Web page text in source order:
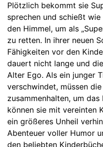
Plötzlich bekommt sie
sprechen und schießt
den Himmel, um als
zu retten. In ihrer neuen
Fähigkeiten vor den
dauert nicht lange und
Alter Ego. Als ein junger
verschwindet, müssen
zusammenhalten, um
können sie mit vereinten
ein größeres Unheil
Abenteuer voller Humor
den beliebten